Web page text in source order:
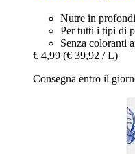
Nutre in
Per tutti i tipi di
Senza coloranti
€ 4,99 (€ 39,92 / L)
Consegna entro il